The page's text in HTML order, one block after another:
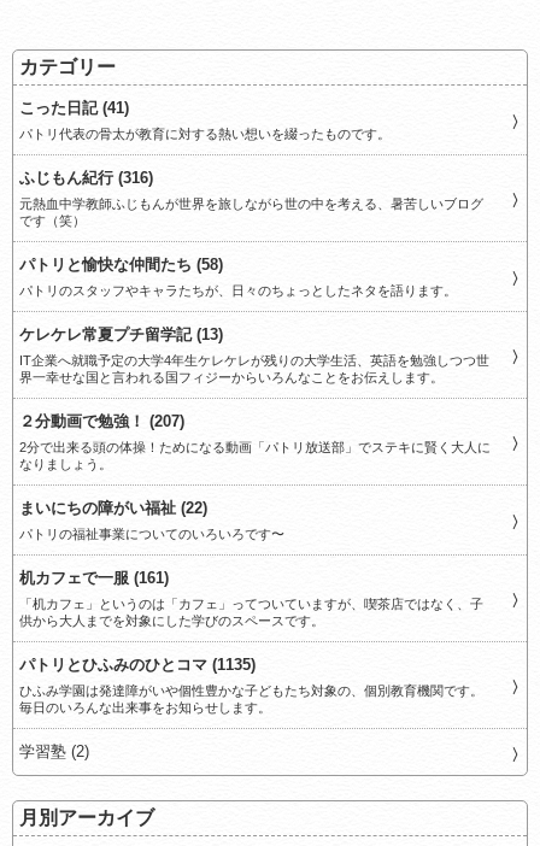
カテゴリー
こった日記 (41)
パトリ代表の骨太が教育に対する熱い想いを綴ったものです。
ふじもん紀行 (316)
元熱血中学教師ふじもんが世界を旅しながら世の中を考える、暑苦しいブログ
です（笑）
パトリと愉快な仲間たち (58)
パトリのスタッフやキャラたちが、日々のちょっとしたネタを語ります。
ケレケレ常夏プチ留学記 (13)
IT企業へ就職予定の大学4年生ケレケレが残りの大学生活、英語を勉強しつつ世
界一幸せな国と言われる国フィジーからいろんなことをお伝えします。
２分動画で勉強！ (207)
2分で出来る頭の体操！ためになる動画「パトリ放送部」でステキに賢く大人に
なりましょう。
まいにちの障がい福祉 (22)
パトリの福祉事業についてのいろいろです〜
机カフェで一服 (161)
「机カフェ」というのは「カフェ」ってついていますが、喫茶店ではなく、子
供から大人までを対象にした学びのスペースです。
パトリとひふみのひとコマ (1135)
ひふみ学園は発達障がいや個性豊かな子どもたち対象の、個別教育機関です。
毎日のいろんな出来事をお知らせします。
学習塾 (2)
月別アーカイブ